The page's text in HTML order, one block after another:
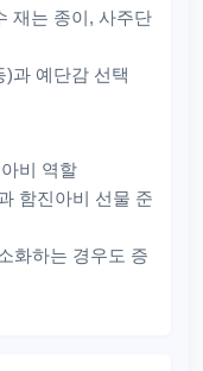
재는 종이, 사주단
)과 예단감 선택
비 역할
함진아비 선물 준
화하는 경우도 증